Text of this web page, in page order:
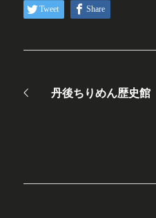
Tweet Share
丹後ちりめん歴史館